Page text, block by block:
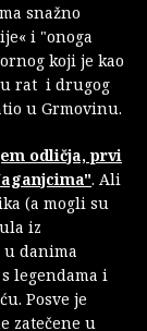
snažno
i "onoga
koji je kao
u rat i drugog
u Grmovinu.
odličja, prvi
. Ali
(a mogli su
iz
u danima
legendama i
Posve je
zatečene u